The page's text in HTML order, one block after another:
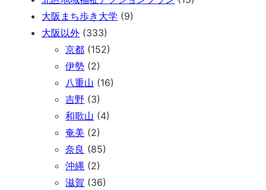
大阪まち歩き大学 (9)
大阪以外 (333)
京都 (152)
伊勢 (2)
八重山 (16)
吉野 (3)
和歌山 (4)
奄美 (2)
奈良 (85)
沖縄 (2)
滋賀 (36)